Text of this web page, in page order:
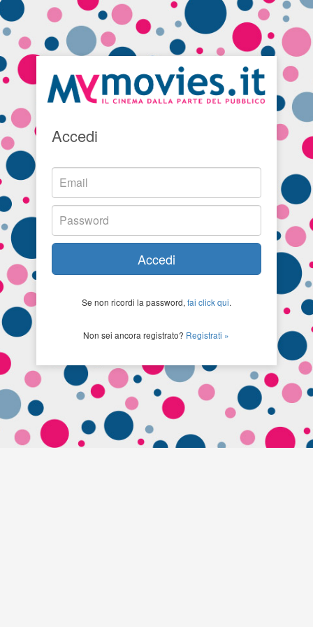
Accedi
Accedi
Se non ricordi la password, fai click qui.
Non sei ancora registrato? Registrati »